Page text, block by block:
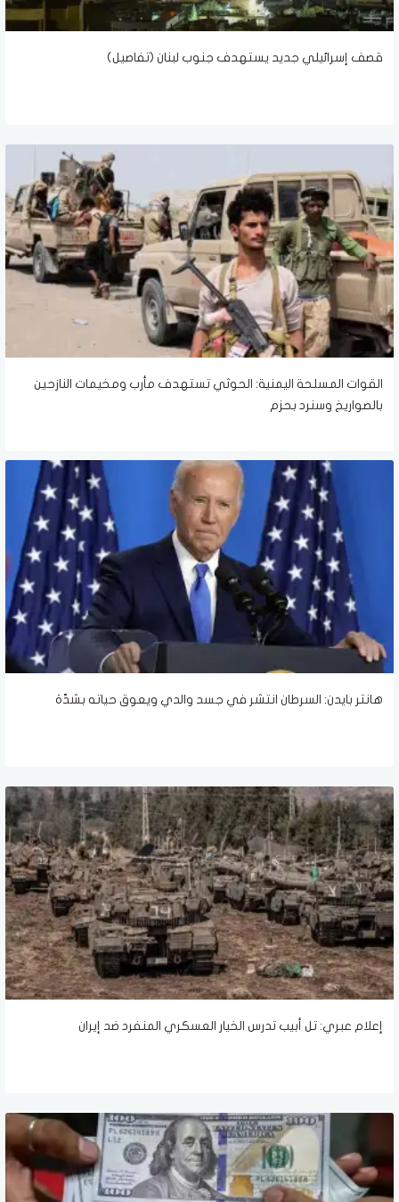
قصف إسرائيلي جديد يستهدف جنوب لبنان (تفاصيل)
القوات المسلحة اليمنية: الحوثي تستهدف مأرب ومخيمات النازحين
بالصواريخ وسنرد بحزم
هانتر بايدن: السرطان انتشر في جسد والدي ويعوق حياته بشدّة
إعلام عبري: تل أبيب تدرس الخيار العسكري المنفرد ضد إيران